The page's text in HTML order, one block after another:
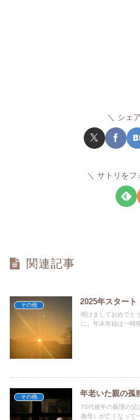
シェ
サトリをフ
関連記事
その他 2025年スタート
明けましておめでと
に。年末年始は一時
その他 年老いた親の孤
70代後半の義理の父
義母）が亡くなって